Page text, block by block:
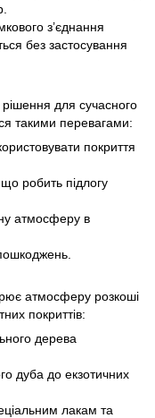
з’єднання
без застосування
рішення для сучасного
такими перевагами:
покриття
робить підлогу
атмосферу в
атмосферу розкоші
покриттів:
дерева
дуба до екзотичних
лакам та